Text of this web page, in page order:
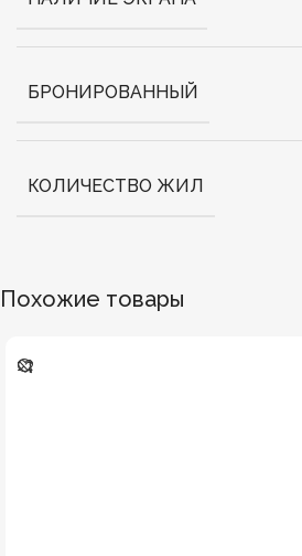
БРОНИРОВАННЫЙ
КОЛИЧЕСТВО ЖИЛ
Похожие товары